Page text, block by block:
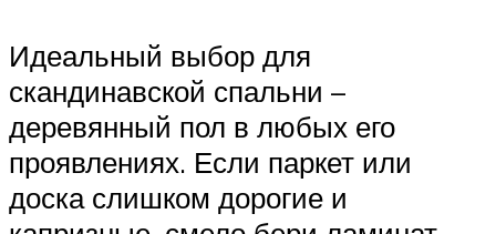
Идеальный выбор для
скандинавской спальни –
деревянный пол в любых его
проявлениях. Если паркет или
доска слишком дорогие и